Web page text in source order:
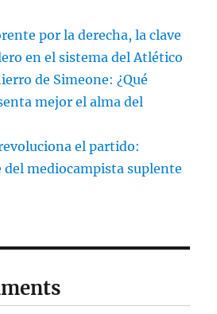
por la derecha, la clave
en el sistema del Atlético
de Simeone: ¿Qué
mejor el alma del
el partido:
del mediocampista suplente